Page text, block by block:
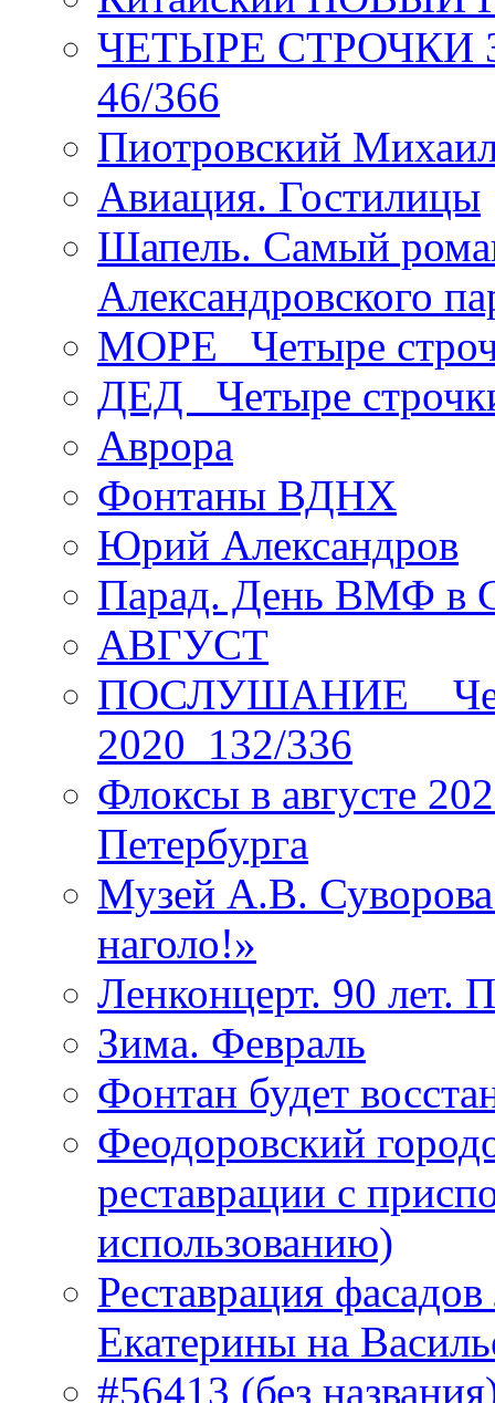
ЧЕТЫРЕ СТРОЧКИ
46/366
Пиотровский
Авиация. Гостилицы
Шапель. Самый
Александровского
МОРЕ _Четыре
ДЕД _Четыре
Аврора
Фонтаны ВДНХ
Юрий Александров
Парад. День ВМФ в
АВГУСТ
ПОСЛУШАНИЕ _
2020_132/336
Флоксы в августе
Петербурга
Музей А.В.
наголо!»
Ленконцерт. 90 лет.
Зима. Февраль
Фонтан будет
Феодоровский
реставрации с
использованию)
Реставрация
Екатерины на
#56413 (без